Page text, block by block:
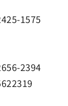
1575
2394